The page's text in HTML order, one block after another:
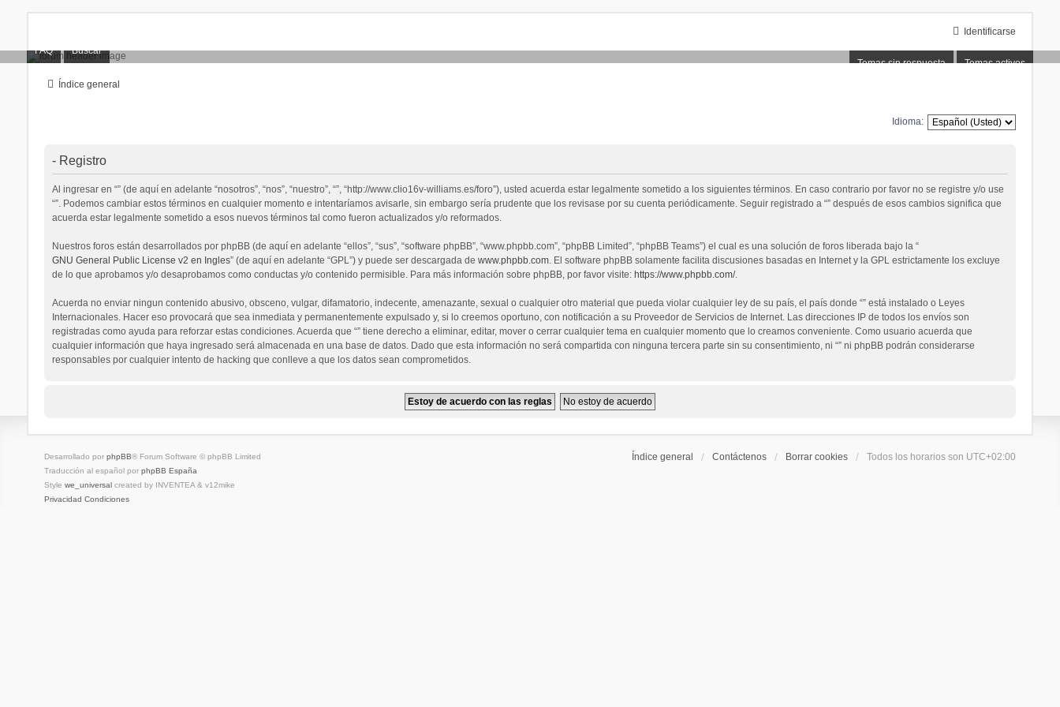
Identificarse
Temas sin respuesta Temas activos
FAQ Buscar
Índice general
Idioma:
- Registro
Al ingresar en “” (de aquí en adelante “nosotros”, “nos”, “nuestro”, “”, “http://www.clio16v-williams.es/foro”), usted acuerda estar legalmente sometido a los siguientes términos. En caso contrario por favor no se registre y/o use
“”. Podemos cambiar estos términos en cualquier momento e intentaríamos avisarle, sin embargo sería prudente que los revisase por su cuenta periódicamente. Seguir registrado a “” después de esos cambios significa que
acuerda estar legalmente sometido a esos nuevos términos tal como fueron actualizados y/o reformados.
Nuestros foros están desarrollados por phpBB (de aquí en adelante “ellos”, “sus”, “software phpBB”, “www.phpbb.com”, “phpBB Limited”, “phpBB Teams”) el cual es una solución de foros liberada bajo la “
GNU General Public License v2 en Ingles” (de aquí en adelante “GPL”) y puede ser descargada de www.phpbb.com. El software phpBB solamente facilita discusiones basadas en Internet y la GPL estrictamente los excluye
de lo que aprobamos y/o desaprobamos como conductas y/o contenido permisible. Para más información sobre phpBB, por favor visite: https://www.phpbb.com/.
Acuerda no enviar ningun contenido abusivo, obsceno, vulgar, difamatorio, indecente, amenazante, sexual o cualquier otro material que pueda violar cualquier ley de su país, el país donde “” está instalado o Leyes
Internacionales. Hacer eso provocará que sea inmediata y permanentemente expulsado y, si lo creemos oportuno, con notificación a su Proveedor de Servicios de Internet. Las direcciones IP de todos los envíos son
registradas como ayuda para reforzar estas condiciones. Acuerda que “” tiene derecho a eliminar, editar, mover o cerrar cualquier tema en cualquier momento que lo creamos conveniente. Como usuario acuerda que
cualquier información que haya ingresado será almacenada en una base de datos. Dado que esta información no será compartida con ninguna tercera parte sin su consentimiento, ni “” ni phpBB podrán considerarse
responsables por cualquier intento de hacking que conlleve a que los datos sean comprometidos.
Índice general Contáctenos Borrar cookies Todos los horarios son UTC+02:00
Desarrollado por phpBB® Forum Software © phpBB Limited
Traducción al español por phpBB España
Style we_universalcreated by INVENTEA & v12mike
Privacidad Condiciones